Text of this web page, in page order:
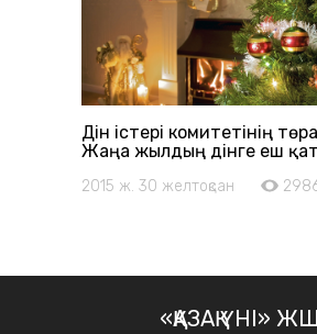
Дін істері комитетінің
Жаңа жылдың дінге еш
2015 ж. 30 желтоқсан
«ҚАЗАҚ ҮНІ»